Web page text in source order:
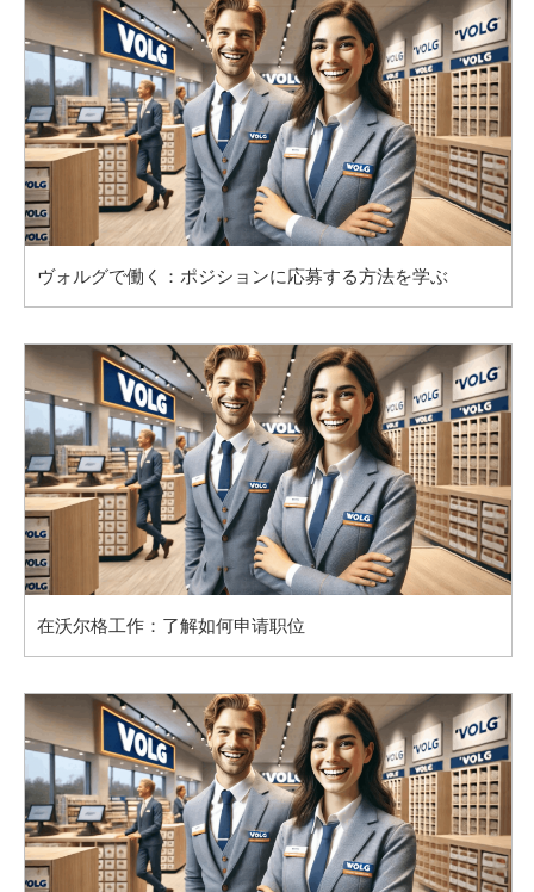
ヴォルグで働く：ポジションに応募する方法を学ぶ
在沃尔格工作：了解如何申请职位